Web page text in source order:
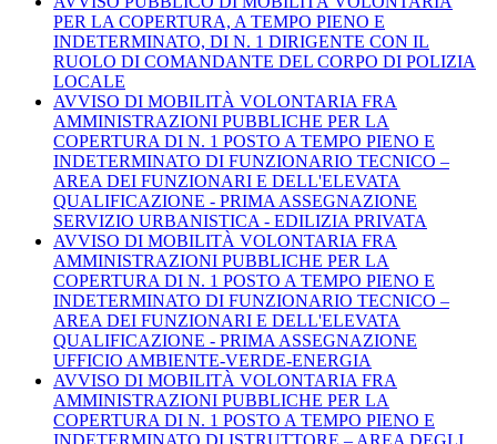
PER LA COPERTURA, A TEMPO PIENO E
INDETERMINATO, DI N. 1 DIRIGENTE CON IL
RUOLO DI COMANDANTE DEL CORPO DI POLIZIA
LOCALE
AVVISO DI MOBILITÀ VOLONTARIA FRA
AMMINISTRAZIONI PUBBLICHE PER LA
COPERTURA DI N. 1 POSTO A TEMPO PIENO E
INDETERMINATO DI FUNZIONARIO TECNICO –
AREA DEI FUNZIONARI E DELL'ELEVATA
QUALIFICAZIONE - PRIMA ASSEGNAZIONE
SERVIZIO URBANISTICA - EDILIZIA PRIVATA
AVVISO DI MOBILITÀ VOLONTARIA FRA
AMMINISTRAZIONI PUBBLICHE PER LA
COPERTURA DI N. 1 POSTO A TEMPO PIENO E
INDETERMINATO DI FUNZIONARIO TECNICO –
AREA DEI FUNZIONARI E DELL'ELEVATA
QUALIFICAZIONE - PRIMA ASSEGNAZIONE
UFFICIO AMBIENTE-VERDE-ENERGIA
AVVISO DI MOBILITÀ VOLONTARIA FRA
AMMINISTRAZIONI PUBBLICHE PER LA
COPERTURA DI N. 1 POSTO A TEMPO PIENO E